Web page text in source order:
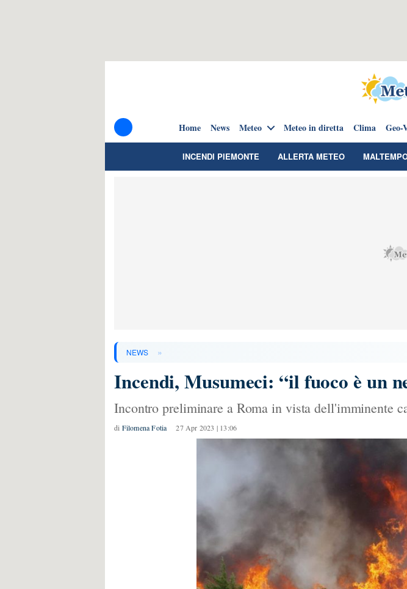
Home News Meteo Meteo in diretta Clima Geo-
INCENDI PIEMONTE ALLERTA METEO
NEWS »
Incendi, Musumeci: “il fuoco è un
Incontro preliminare a Roma in vista dell'imminente
di Filomena Fotia 27 Apr 2023 | 13:06